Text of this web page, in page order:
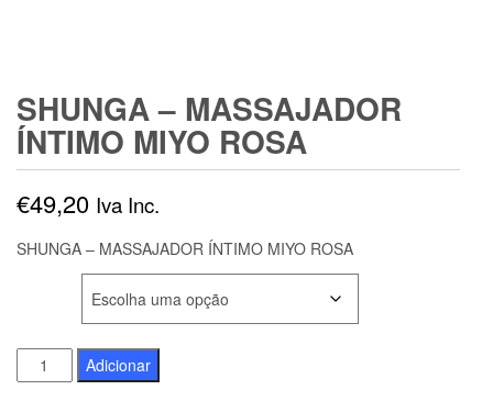
SHUNGA – MASSAJADOR
ÍNTIMO MIYO ROSA
€49,20 Iva Inc.
SHUNGA – MASSAJADOR ÍNTIMO MIYO ROSA
Quantidade
de
Adicionar